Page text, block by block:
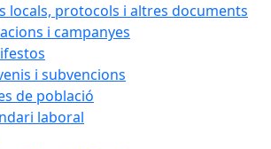
locals, protocols i altres documents
i campanyes
i subvencions
de població
laboral